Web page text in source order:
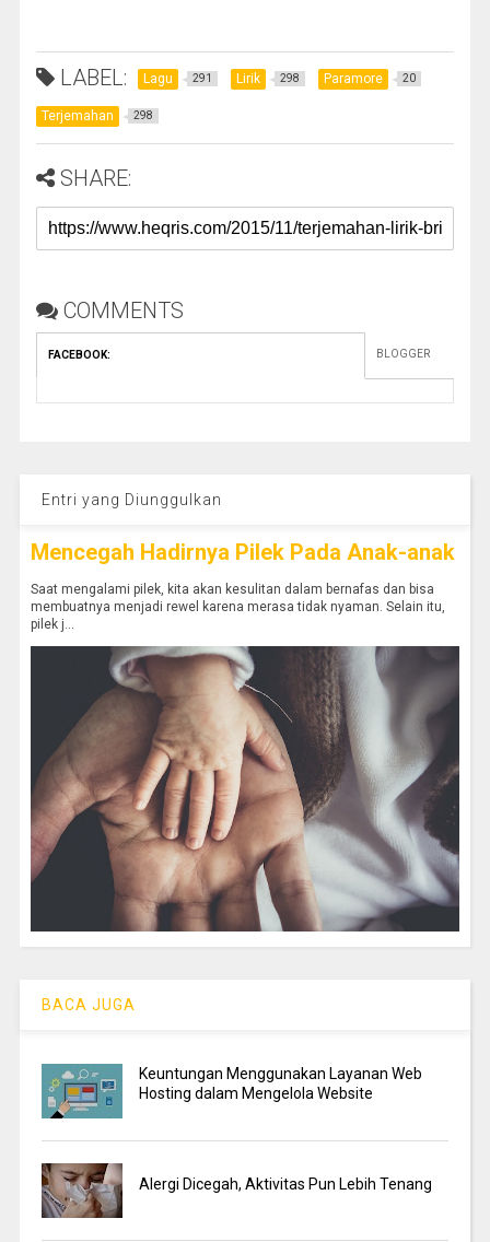
LABEL: Lagu 291 Lirik 298 Paramore 20
Terjemahan 298
SHARE:
COMMENTS
FACEBOOK: BLOGGER
Entri yang Diunggulkan
Mencegah Hadirnya Pilek Pada Anak-anak
Saat mengalami pilek, kita akan kesulitan dalam bernafas dan bisa
membuatnya menjadi rewel karena merasa tidak nyaman. Selain itu,
pilek j...
BACA JUGA
Keuntungan Menggunakan Layanan Web
Hosting dalam Mengelola Website
Alergi Dicegah, Aktivitas Pun Lebih Tenang